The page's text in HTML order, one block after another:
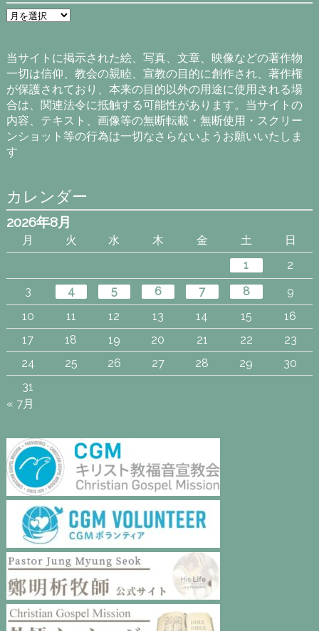
ア
ー
ブ
当サイトに掲示された絵、写真、文章、映像などの著作物
一切は信仰、教会の親睦、宣教の目的に創作され、著作権
が保護されており、本来の目的以外の用途に使用される場
合は、関連法令に抵触する可能性があります。当サイトの
内容、テキスト、画像等の無断転載・無断使用・スクリー
ンショット等の行為は一切なさらないようお願いいたしま
す
カレンダー
2026年8月
月 火 水 木 金 土
日
1
2
3
4 5 6 7 8
9
10
11 12 13 14 15
16
17
18 19 20 21 22
23
24
25 26 27 28 29
30
31
« 7月